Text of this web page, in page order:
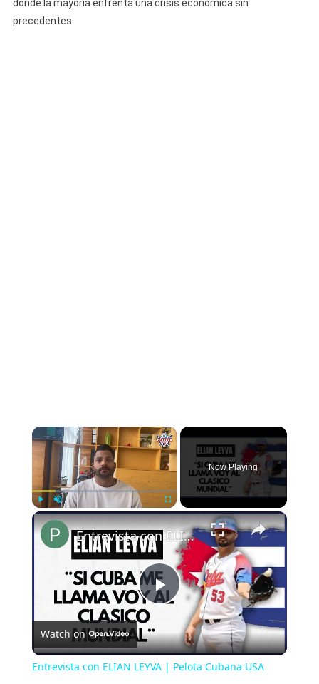
donde la mayoría enfrenta una crisis económica sin
precedentes.
×
Play Unmute Fullscreen
Now Playing
×
Play
Video
Entrevista con ELIAN LEYVA | Pelota Cubana USA
Watch on
Entrevista con ELIAN LEYVA | Pelota Cubana USA